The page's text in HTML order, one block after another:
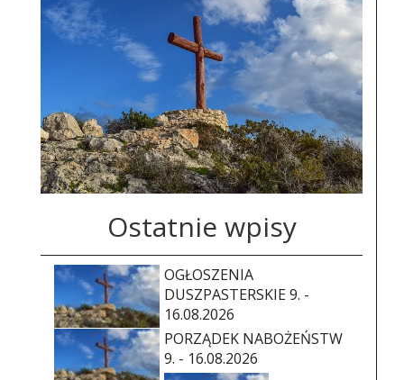
Ostatnie wpisy
OGŁOSZENIA
DUSZPASTERSKIE 9. -
16.08.2026
PORZĄDEK NABOŻEŃSTW
9. - 16.08.2026